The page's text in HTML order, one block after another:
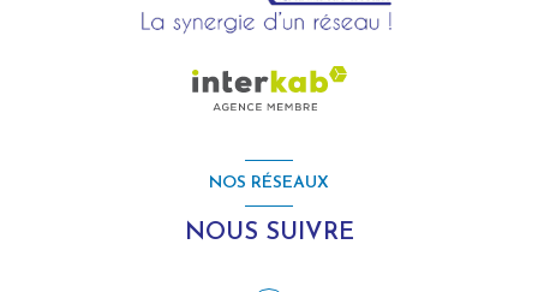
NOS RÉSEAUX
NOUS SUIVRE